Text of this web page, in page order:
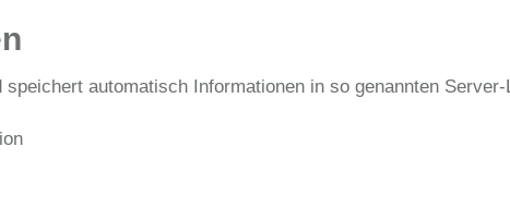
automatisch Informationen in so genannten